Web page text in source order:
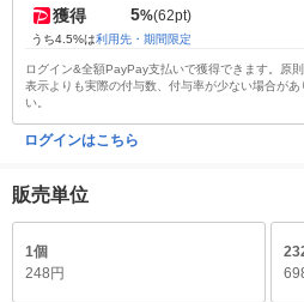
獲得 5%(62pt)
うち4.5%は利用先・期間限定
ログイン&全額PayPay支払いで獲得できます。原
表示よりも実際の付与数、付与率が少ない場合が
い。
ログインはこちら
販売単位
1個
248円